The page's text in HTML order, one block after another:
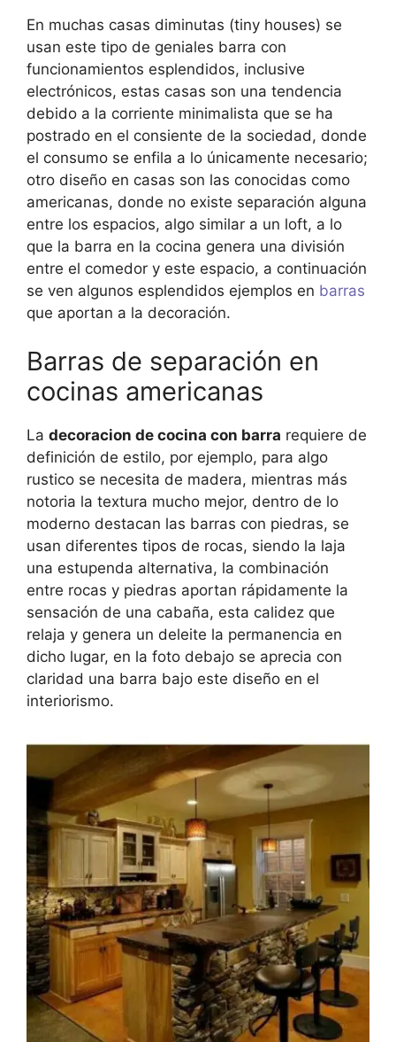
En muchas casas diminutas (tiny houses) se
usan este tipo de geniales barra con
funcionamientos esplendidos, inclusive
electrónicos, estas casas son una tendencia
debido a la corriente minimalista que se ha
postrado en el consiente de la sociedad, donde
el consumo se enfila a lo únicamente necesario;
otro diseño en casas son las conocidas como
americanas, donde no existe separación alguna
entre los espacios, algo similar a un loft, a lo
que la barra en la cocina genera una división
entre el comedor y este espacio, a continuación
se ven algunos esplendidos ejemplos en barras
que aportan a la decoración.
Barras de separación en
cocinas americanas
La decoracion de cocina con barra requiere de
definición de estilo, por ejemplo, para algo
rustico se necesita de madera, mientras más
notoria la textura mucho mejor, dentro de lo
moderno destacan las barras con piedras, se
usan diferentes tipos de rocas, siendo la laja
una estupenda alternativa, la combinación
entre rocas y piedras aportan rápidamente la
sensación de una cabaña, esta calidez que
relaja y genera un deleite la permanencia en
dicho lugar, en la foto debajo se aprecia con
claridad una barra bajo este diseño en el
interiorismo.